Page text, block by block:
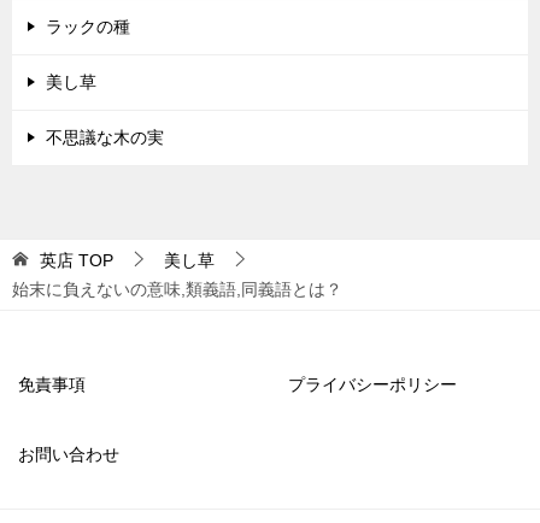
ラックの種
美し草
不思議な木の実
英店 TOP
美し草
始末に負えないの意味,類義語,同義語とは？
免責事項 プライバシーポリシー
お問い合わせ